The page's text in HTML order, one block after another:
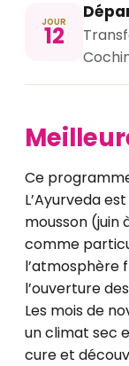
JOUR
12
Ce
L’Ayurveda
mousson
comme
l’atmosphère
l’ouverture
Les mois de
un climat sec
cure et